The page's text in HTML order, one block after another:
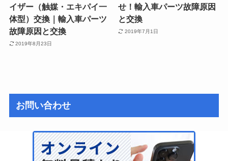
イザー（触媒・エキパイ一
体型）交換｜輸入車パーツ
故障原因と交換
2019年8月23日
せ！輸入車パーツ故障原因
と交換
2019年7月1日
お問い合わせ